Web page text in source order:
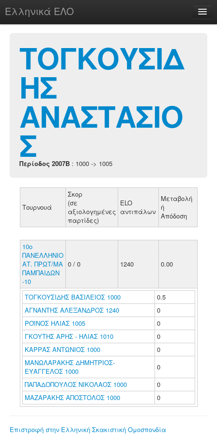
Ελληνικά ΕΛΟ
chesstu.be @ discord
Login
ΤΟΓΚΟΥΣΙΔ
ΗΣ
ΑΝΑΣΤΑΣΙΟ
Σ
Περίοδος 2007B : 1000 -> 1005
Τουρνουά
Σκορ
(σε
αξιολογημένες
παρτίδες)
ELO
αντιπάλων
Μεταβολή
ή
Απόδοση
10ο
ΠΑΝΕΛΛΗΝΙΟ
ΑΤ. ΠΡΩΤ/ΜΑ
ΠΑΜΠΑΙΔΩΝ
-10
0 / 0 1240 0.00
ΤΟΓΚΟΥΣΙΔΗΣ ΒΑΣΙΛΕΙΟΣ 1000
0.5
ΑΓΝΑΝΤΗΣ ΑΛΕΞΑΝΔΡΟΣ 1240
0
ΡΟΪΝΟΣ ΗΛΙΑΣ 1005
0
ΓΚΟΥΤΗΣ ΑΡΗΣ - ΗΛΙΑΣ 1010
0
ΚΑΡΡΑΣ ΑΝΤΩΝΙΟΣ 1000
0
ΜΑΝΩΛΑΡΑΚΗΣ ΔΗΜΗΤΡΙΟΣ-
ΕΥΑΓΓΕΛΟΣ 1000
0
ΠΑΠΑΔΟΠΟΥΛΟΣ ΝΙΚΟΛΑΟΣ 1000
0
ΜΑΖΑΡΑΚΗΣ ΑΠΟΣΤΟΛΟΣ 1000
0
Επιστροφή στην Ελληνική Σκακιστική Ομοσπονδία